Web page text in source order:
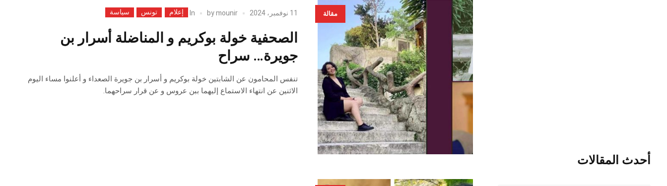
مقالة 11 نوفمبر، 2024 bymounir
In إعلام تونس سياسة
الصحفية خولة بوكريم و المناضلة أسرار بن
جويرة… سراح
تنفس المحامون عن الشابتين خولة بوكريم و أسرار بن جويرة الصعداء و أعلنوا مساء اليوم
الاثنين عن انتهاء الاستماع إليهما ببن عروس و عن قرار سراحهما.
أحدث المقالات